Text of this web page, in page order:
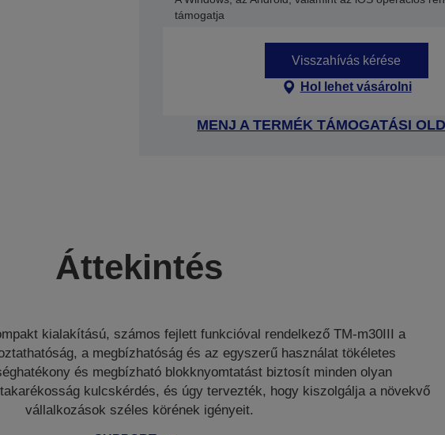
támogatja
Visszahívás kérése
Hol lehet vásárolni
MENJ A TERMÉK TÁMOGATÁSI
Áttekintés
kialakítású, számos fejlett funkcióval rendelkező TM-m30III a
a megbízhatóság és az egyszerű használat tökéletes
és megbízható blokknyomtatást biztosít minden olyan
kulcskérdés, és úgy tervezték, hogy kiszolgálja a növekvő
vállalkozások széles körének igényeit.